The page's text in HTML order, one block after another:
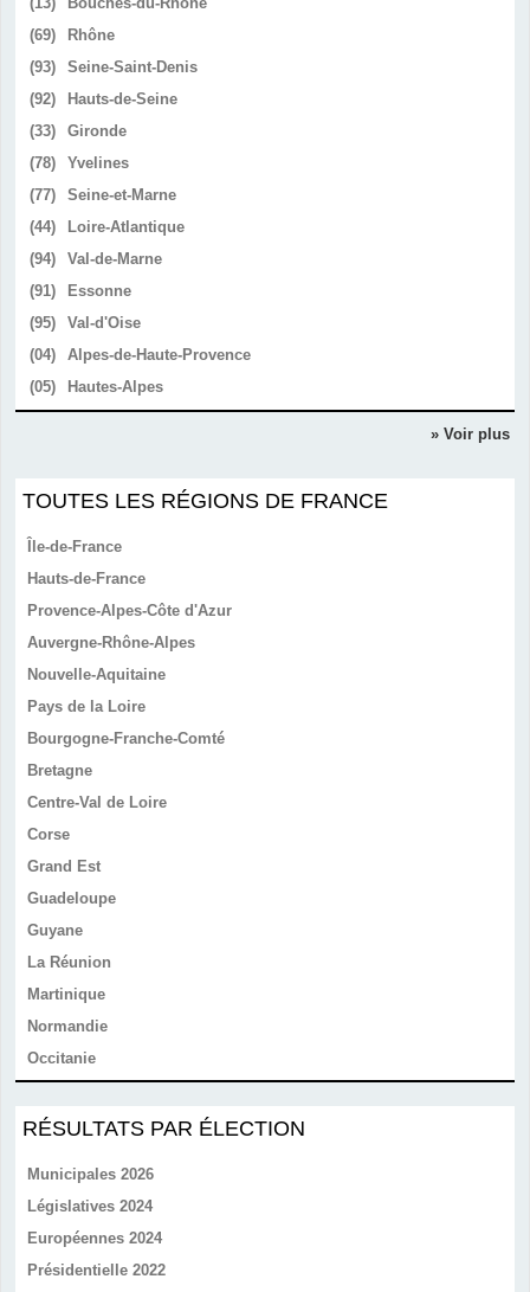
(69)
Rhône
(93)
Seine-Saint-Denis
(92)
Hauts-de-Seine
(33)
Gironde
(78)
Yvelines
(77)
Seine-et-Marne
(44)
Loire-Atlantique
(94)
Val-de-Marne
(91)
Essonne
(95)
Val-d'Oise
(04)
Alpes-de-Haute-Provence
(05)
Hautes-Alpes
» Voir plus
TOUTES LES RÉGIONS DE FRANCE
Île-de-France
Hauts-de-France
Provence-Alpes-Côte d'Azur
Auvergne-Rhône-Alpes
Nouvelle-Aquitaine
Pays de la Loire
Bourgogne-Franche-Comté
Bretagne
Centre-Val de Loire
Corse
Grand Est
Guadeloupe
Guyane
La Réunion
Martinique
Normandie
Occitanie
RÉSULTATS PAR ÉLECTION
Municipales 2026
Législatives 2024
Européennes 2024
Présidentielle 2022